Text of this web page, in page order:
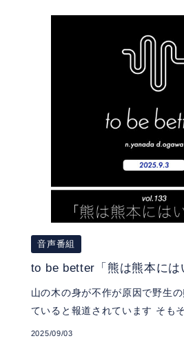
音声番組
to be better「熊は熊本には
山の木の身が不作が原因で野生
ていると報道されています そもそ
2025/09/03